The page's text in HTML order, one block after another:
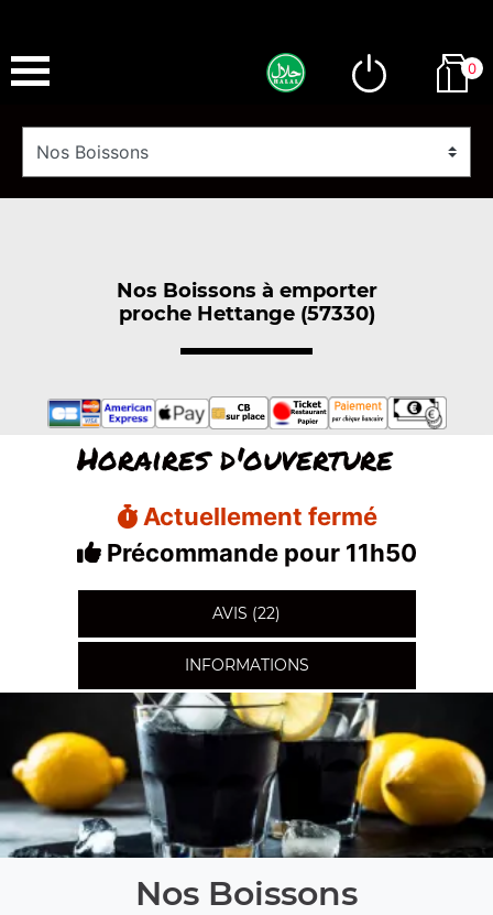
0
Nos Boissons à emporter
proche Hettange (57330)
Horaires d'ouverture
Actuellement fermé
Précommande pour 11h50
AVIS (22)
INFORMATIONS
Nos Boissons